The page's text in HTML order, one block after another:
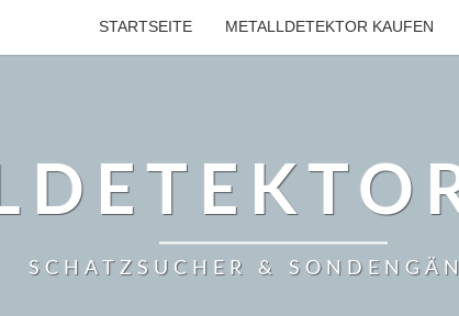
STARTSEITE METALLDETEKTOR KAUFEN
SCHATZSUCHER &